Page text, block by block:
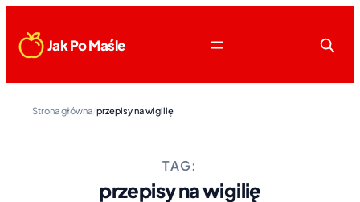
Jak Po Maśle
Strona główna przepisy na wigilię
TAG:
przepisy na wigilię